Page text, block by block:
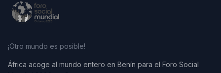
¡Otro mundo es posible!
África acoge al mundo entero en Benín para el Foro Social